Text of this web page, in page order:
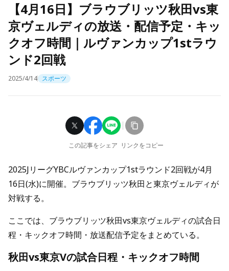
【4月16日】ブラウブリッツ秋田vs東
京ヴェルディの放送・配信予定・キッ
クオフ時間｜ルヴァンカップ1stラウ
ンド2回戦
2025/4/14 スポーツ
この記事をシェア リンクをコピー
2025JリーグYBCルヴァンカップ1stラウンド2回戦が4月
16日(水)に開催。ブラウブリッツ秋田と東京ヴェルディが
対戦する。
ここでは、ブラウブリッツ秋田vs東京ヴェルディの試合日
程・キックオフ時間・放送配信予定をまとめている。
秋田vs東京Vの試合日程・キックオフ時間